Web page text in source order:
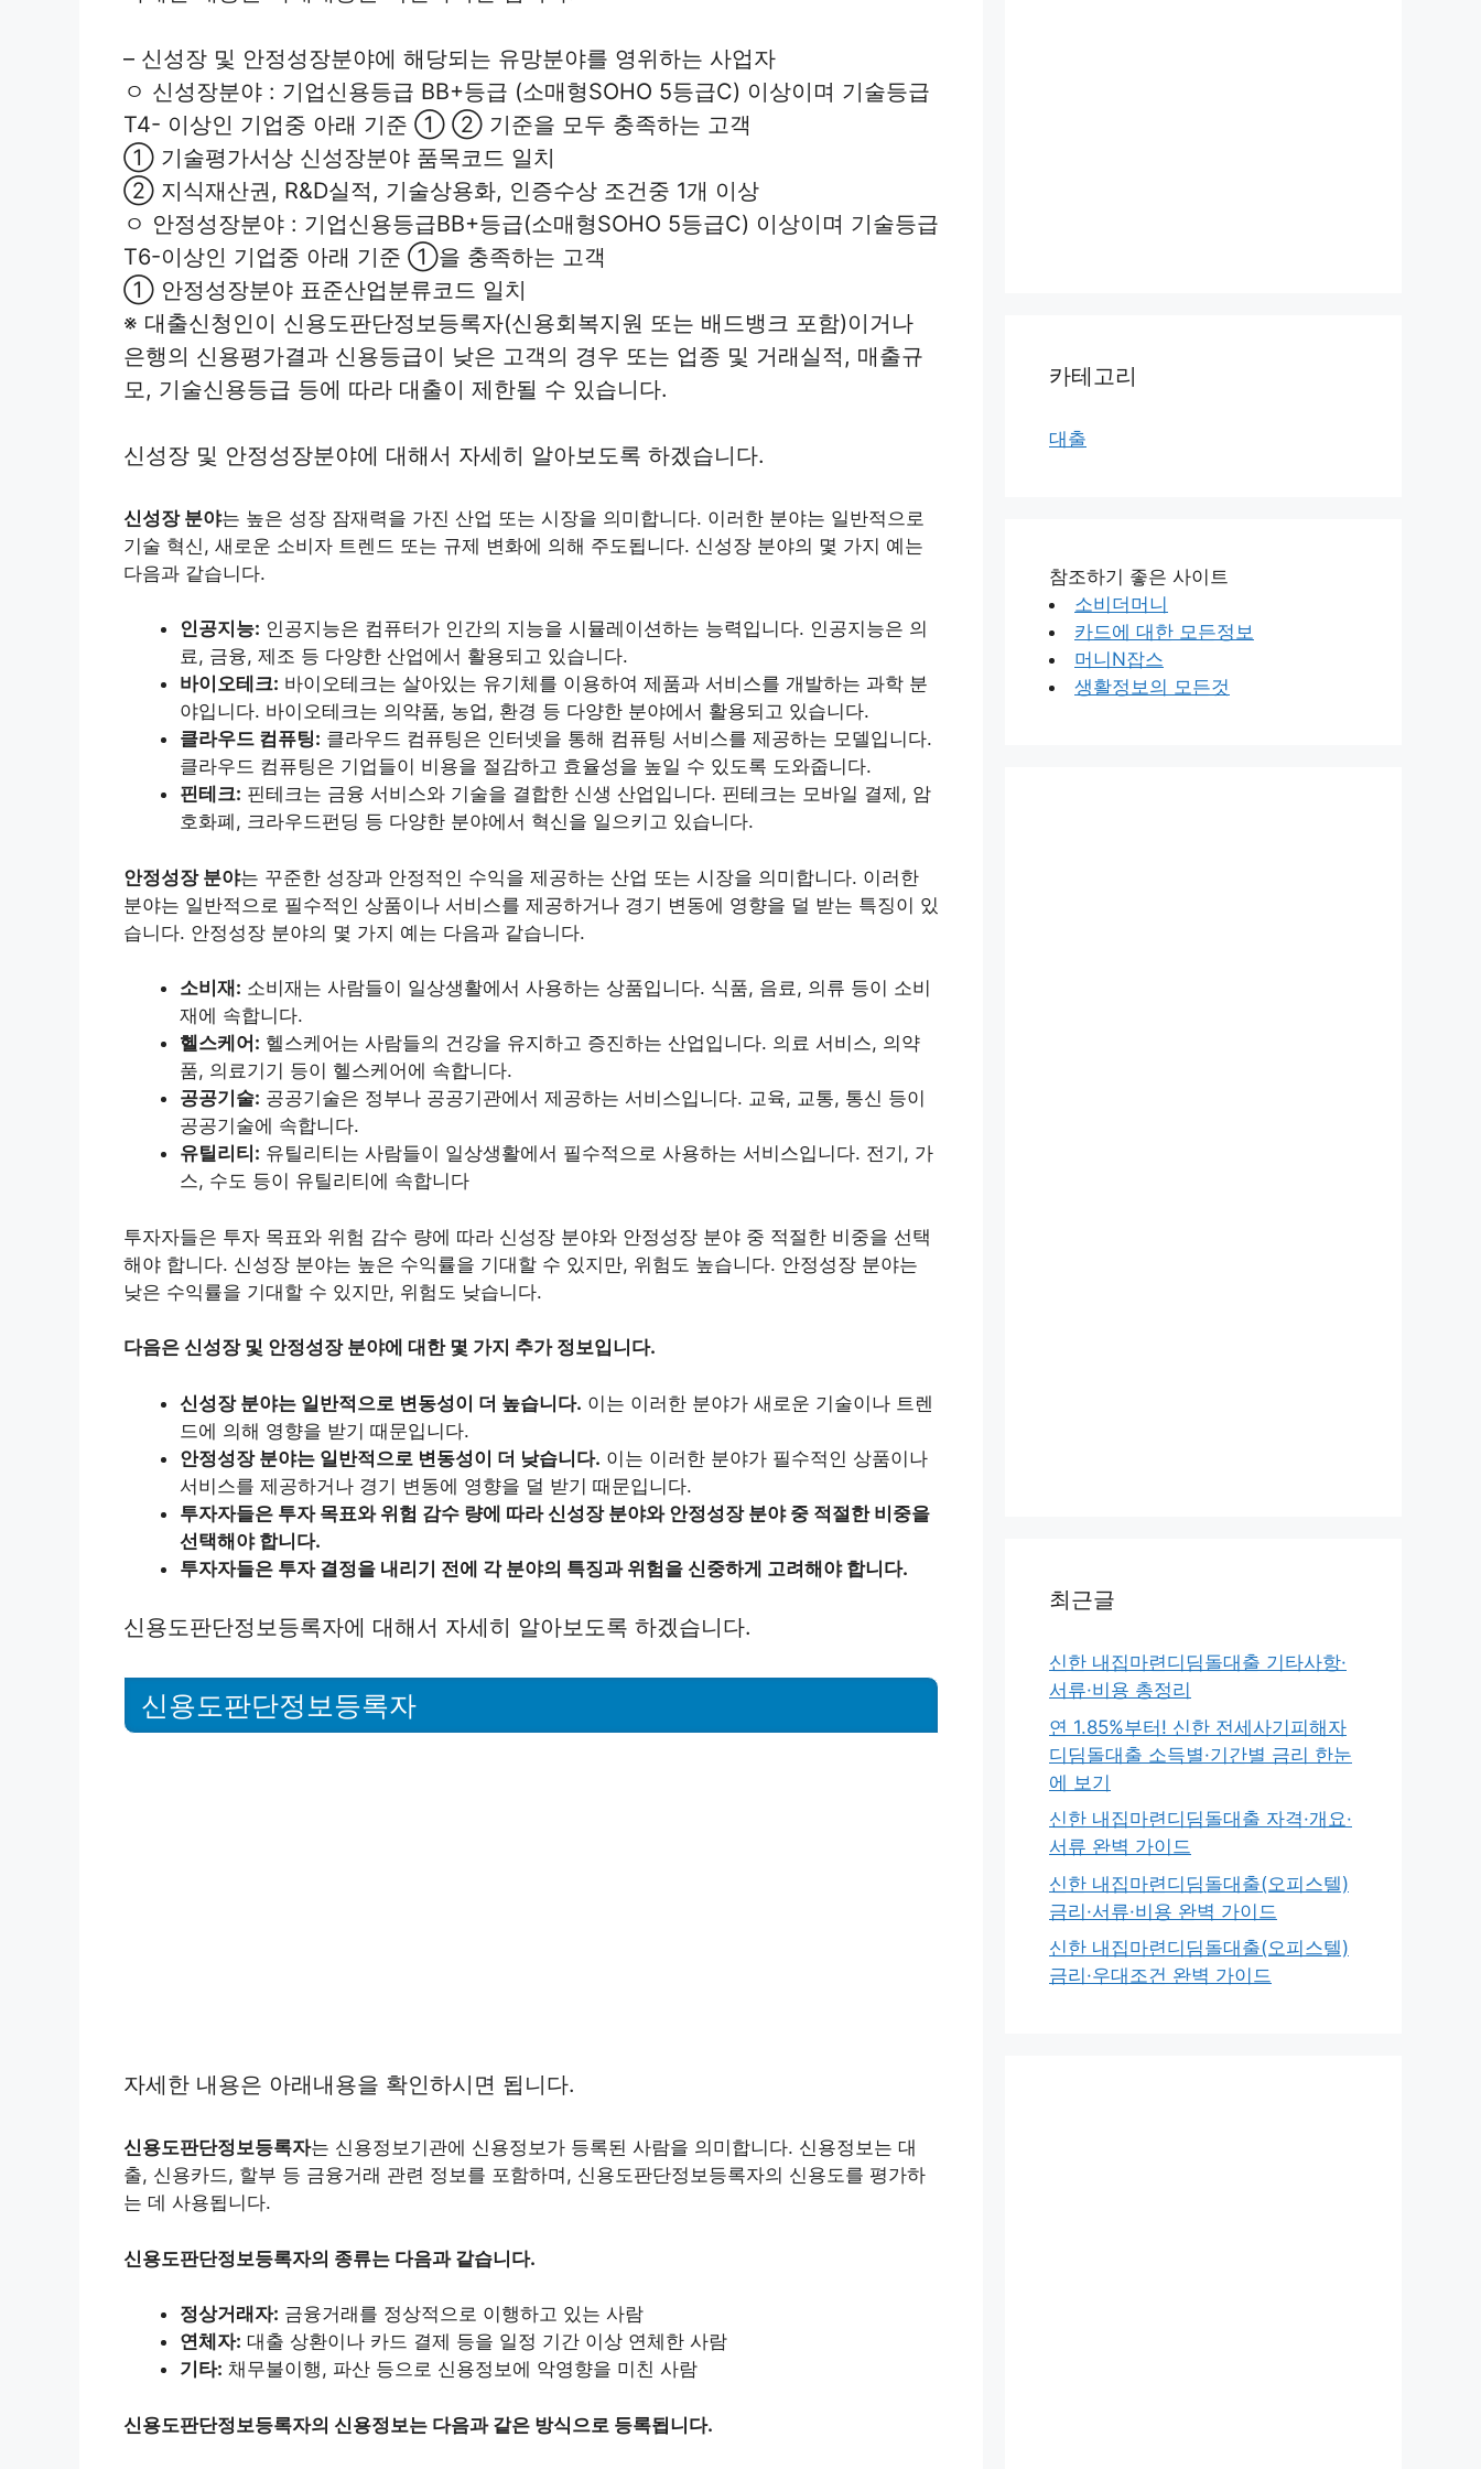
– 신성장 및 안정성장분야에 해당되는 유망분야를 영위하는 사업자
ㅇ 신성장분야 : 기업신용등급 BB+등급 (소매형SOHO 5등급C) 이상이며 기술등급
T4- 이상인 기업중 아래 기준 ① ② 기준을 모두 충족하는 고객
① 기술평가서상 신성장분야 품목코드 일치
② 지식재산권, R&D실적, 기술상용화, 인증수상 조건중 1개 이상
ㅇ 안정성장분야 : 기업신용등급BB+등급(소매형SOHO 5등급C) 이상이며 기술등급
T6-이상인 기업중 아래 기준 ①을 충족하는 고객
① 안정성장분야 표준산업분류코드 일치
※ 대출신청인이 신용도판단정보등록자(신용회복지원 또는 배드뱅크 포함)이거나
은행의 신용평가결과 신용등급이 낮은 고객의 경우 또는 업종 및 거래실적, 매출규
모, 기술신용등급 등에 따라 대출이 제한될 수 있습니다.
신성장 및 안정성장분야에 대해서 자세히 알아보도록 하겠습니다.
신성장 분야는 높은 성장 잠재력을 가진 산업 또는 시장을 의미합니다. 이러한 분야는 일반적으로
기술 혁신, 새로운 소비자 트렌드 또는 규제 변화에 의해 주도됩니다. 신성장 분야의 몇 가지 예는
다음과 같습니다.
인공지능: 인공지능은 컴퓨터가 인간의 지능을 시뮬레이션하는 능력입니다. 인공지능은 의
료, 금융, 제조 등 다양한 산업에서 활용되고 있습니다.
바이오테크: 바이오테크는 살아있는 유기체를 이용하여 제품과 서비스를 개발하는 과학 분
야입니다. 바이오테크는 의약품, 농업, 환경 등 다양한 분야에서 활용되고 있습니다.
클라우드 컴퓨팅: 클라우드 컴퓨팅은 인터넷을 통해 컴퓨팅 서비스를 제공하는 모델입니다.
클라우드 컴퓨팅은 기업들이 비용을 절감하고 효율성을 높일 수 있도록 도와줍니다.
핀테크: 핀테크는 금융 서비스와 기술을 결합한 신생 산업입니다. 핀테크는 모바일 결제, 암
호화폐, 크라우드펀딩 등 다양한 분야에서 혁신을 일으키고 있습니다.
안정성장 분야는 꾸준한 성장과 안정적인 수익을 제공하는 산업 또는 시장을 의미합니다. 이러한
분야는 일반적으로 필수적인 상품이나 서비스를 제공하거나 경기 변동에 영향을 덜 받는 특징이 있
습니다. 안정성장 분야의 몇 가지 예는 다음과 같습니다.
소비재: 소비재는 사람들이 일상생활에서 사용하는 상품입니다. 식품, 음료, 의류 등이 소비
재에 속합니다.
헬스케어: 헬스케어는 사람들의 건강을 유지하고 증진하는 산업입니다. 의료 서비스, 의약
품, 의료기기 등이 헬스케어에 속합니다.
공공기술: 공공기술은 정부나 공공기관에서 제공하는 서비스입니다. 교육, 교통, 통신 등이
공공기술에 속합니다.
유틸리티: 유틸리티는 사람들이 일상생활에서 필수적으로 사용하는 서비스입니다. 전기, 가
스, 수도 등이 유틸리티에 속합니다
투자자들은 투자 목표와 위험 감수 량에 따라 신성장 분야와 안정성장 분야 중 적절한 비중을 선택
해야 합니다. 신성장 분야는 높은 수익률을 기대할 수 있지만, 위험도 높습니다. 안정성장 분야는
낮은 수익률을 기대할 수 있지만, 위험도 낮습니다.
다음은 신성장 및 안정성장 분야에 대한 몇 가지 추가 정보입니다.
신성장 분야는 일반적으로 변동성이 더 높습니다. 이는 이러한 분야가 새로운 기술이나 트렌
드에 의해 영향을 받기 때문입니다.
안정성장 분야는 일반적으로 변동성이 더 낮습니다. 이는 이러한 분야가 필수적인 상품이나
서비스를 제공하거나 경기 변동에 영향을 덜 받기 때문입니다.
투자자들은 투자 목표와 위험 감수 량에 따라 신성장 분야와 안정성장 분야 중 적절한 비중을
선택해야 합니다.
투자자들은 투자 결정을 내리기 전에 각 분야의 특징과 위험을 신중하게 고려해야 합니다.
신용도판단정보등록자에 대해서 자세히 알아보도록 하겠습니다.
신용도판단정보등록자
자세한 내용은 아래내용을 확인하시면 됩니다.
신용도판단정보등록자는 신용정보기관에 신용정보가 등록된 사람을 의미합니다. 신용정보는 대
출, 신용카드, 할부 등 금융거래 관련 정보를 포함하며, 신용도판단정보등록자의 신용도를 평가하
는 데 사용됩니다.
신용도판단정보등록자의 종류는 다음과 같습니다.
정상거래자: 금융거래를 정상적으로 이행하고 있는 사람
연체자: 대출 상환이나 카드 결제 등을 일정 기간 이상 연체한 사람
기타: 채무불이행, 파산 등으로 신용정보에 악영향을 미친 사람
신용도판단정보등록자의 신용정보는 다음과 같은 방식으로 등록됩니다.
카테고리
대출
참조하기 좋은 사이트
소비더머니
카드에 대한 모든정보
머니N잡스
생활정보의 모든것
최근글
신한 내집마련디딤돌대출 기타사항·
서류·비용 총정리
연 1.85%부터! 신한 전세사기피해자
디딤돌대출 소득별·기간별 금리 한눈
에 보기
신한 내집마련디딤돌대출 자격·개요·
서류 완벽 가이드
신한 내집마련디딤돌대출(오피스텔)
금리·서류·비용 완벽 가이드
신한 내집마련디딤돌대출(오피스텔)
금리·우대조건 완벽 가이드